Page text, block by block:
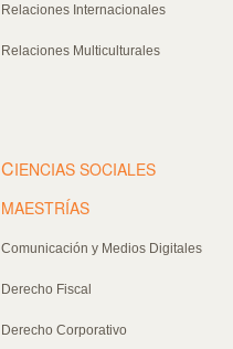
Relaciones Internacionales
Relaciones Multiculturales
CIENCIAS SOCIALES
MAESTRÍAS
Comunicación y Medios Digitales
Derecho Fiscal
Derecho Corporativo